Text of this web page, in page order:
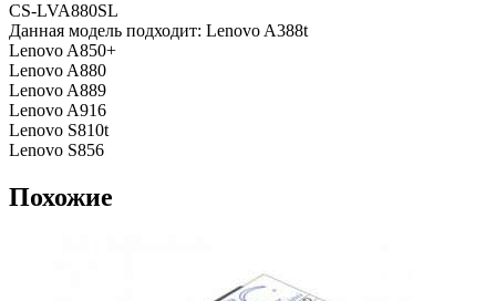
CS-LVA880SL
Данная модель подходит: Lenovo A388t
Lenovo A850+
Lenovo A880
Lenovo A889
Lenovo A916
Lenovo S810t
Lenovo S856
Похожие